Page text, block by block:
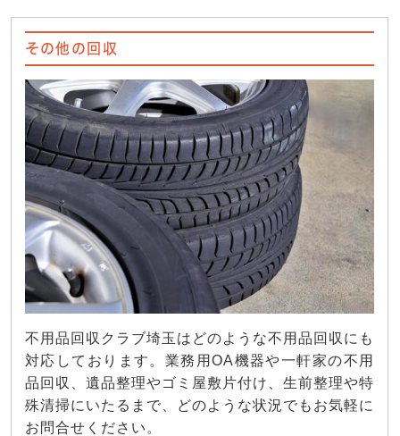
その他の回収
不用品回収クラブ埼玉はどのような不用品回収にも
対応しております。業務用OA機器や一軒家の不用
品回収、遺品整理やゴミ屋敷片付け、生前整理や特
殊清掃にいたるまで、どのような状況でもお気軽に
お問合せください。